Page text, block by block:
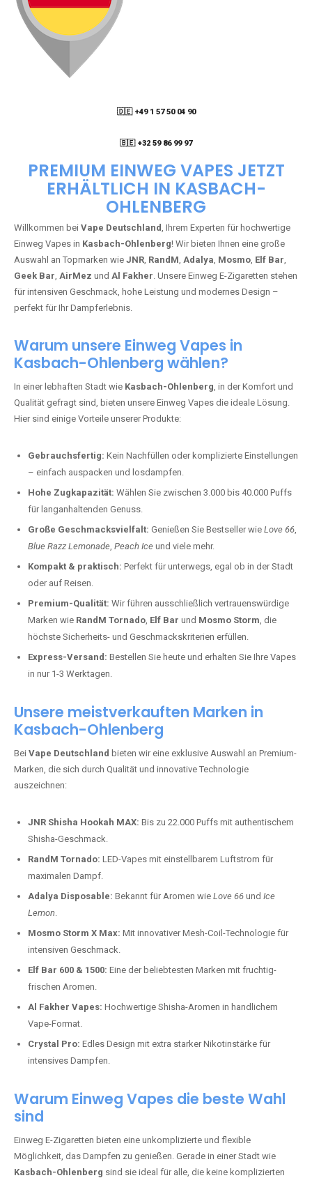
🇩🇪 +49 1 57 50 04 90
🇧🇪 +32 59 86 99 97
PREMIUM EINWEG VAPES JETZT
ERHÄLTLICH IN KASBACH-
OHLENBERG
Willkommen bei Vape Deutschland, Ihrem Experten für hochwertige
Einweg Vapes in Kasbach-Ohlenberg! Wir bieten Ihnen eine große
Auswahl an Topmarken wie JNR, RandM, Adalya, Mosmo, Elf Bar,
Geek Bar, AirMez und Al Fakher. Unsere Einweg E-Zigaretten stehen
für intensiven Geschmack, hohe Leistung und modernes Design –
perfekt für Ihr Dampferlebnis.
Warum unsere Einweg Vapes in
Kasbach-Ohlenberg wählen?
In einer lebhaften Stadt wie Kasbach-Ohlenberg, in der Komfort und
Qualität gefragt sind, bieten unsere Einweg Vapes die ideale Lösung.
Hier sind einige Vorteile unserer Produkte:
Gebrauchsfertig: Kein Nachfüllen oder komplizierte Einstellungen
– einfach auspacken und losdampfen.
Hohe Zugkapazität: Wählen Sie zwischen 3.000 bis 40.000 Puffs
für langanhaltenden Genuss.
Große Geschmacksvielfalt: Genießen Sie Bestseller wie Love 66,
Blue Razz Lemonade, Peach Ice und viele mehr.
Kompakt & praktisch: Perfekt für unterwegs, egal ob in der Stadt
oder auf Reisen.
Premium-Qualität: Wir führen ausschließlich vertrauenswürdige
Marken wie RandM Tornado, Elf Bar und Mosmo Storm, die
höchste Sicherheits- und Geschmackskriterien erfüllen.
Express-Versand: Bestellen Sie heute und erhalten Sie Ihre Vapes
in nur 1-3 Werktagen.
Unsere meistverkauften Marken in
Kasbach-Ohlenberg
Bei Vape Deutschland bieten wir eine exklusive Auswahl an Premium-
Marken, die sich durch Qualität und innovative Technologie
auszeichnen:
JNR Shisha Hookah MAX: Bis zu 22.000 Puffs mit authentischem
Shisha-Geschmack.
RandM Tornado: LED-Vapes mit einstellbarem Luftstrom für
maximalen Dampf.
Adalya Disposable: Bekannt für Aromen wie Love 66 und Ice
Lemon.
Mosmo Storm X Max: Mit innovativer Mesh-Coil-Technologie für
intensiven Geschmack.
Elf Bar 600 & 1500: Eine der beliebtesten Marken mit fruchtig-
frischen Aromen.
Al Fakher Vapes: Hochwertige Shisha-Aromen in handlichem
Vape-Format.
Crystal Pro: Edles Design mit extra starker Nikotinstärke für
intensives Dampfen.
Warum Einweg Vapes die beste Wahl
sind
Einweg E-Zigaretten bieten eine unkomplizierte und flexible
Möglichkeit, das Dampfen zu genießen. Gerade in einer Stadt wie
Kasbach-Ohlenberg sind sie ideal für alle, die keine komplizierten